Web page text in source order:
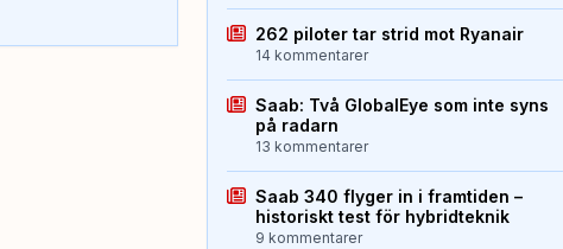
262 piloter tar strid mot Ryanair
14 kommentarer
Saab: Två GlobalEye som inte syns
på radarn
13 kommentarer
Saab 340 flyger in i framtiden –
historiskt test för hybridteknik
9 kommentarer